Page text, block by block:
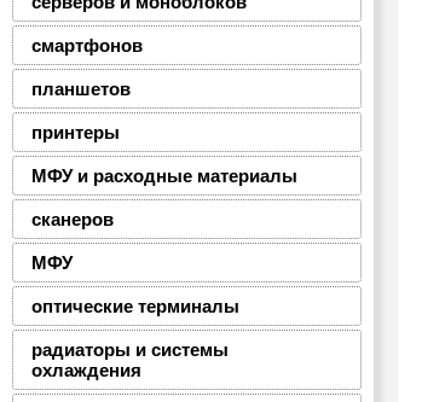
смартфонов
планшетов
принтеры
МФУ и расходные материалы
сканеров
МФУ
оптические терминалы
радиаторы и системы
охлаждения